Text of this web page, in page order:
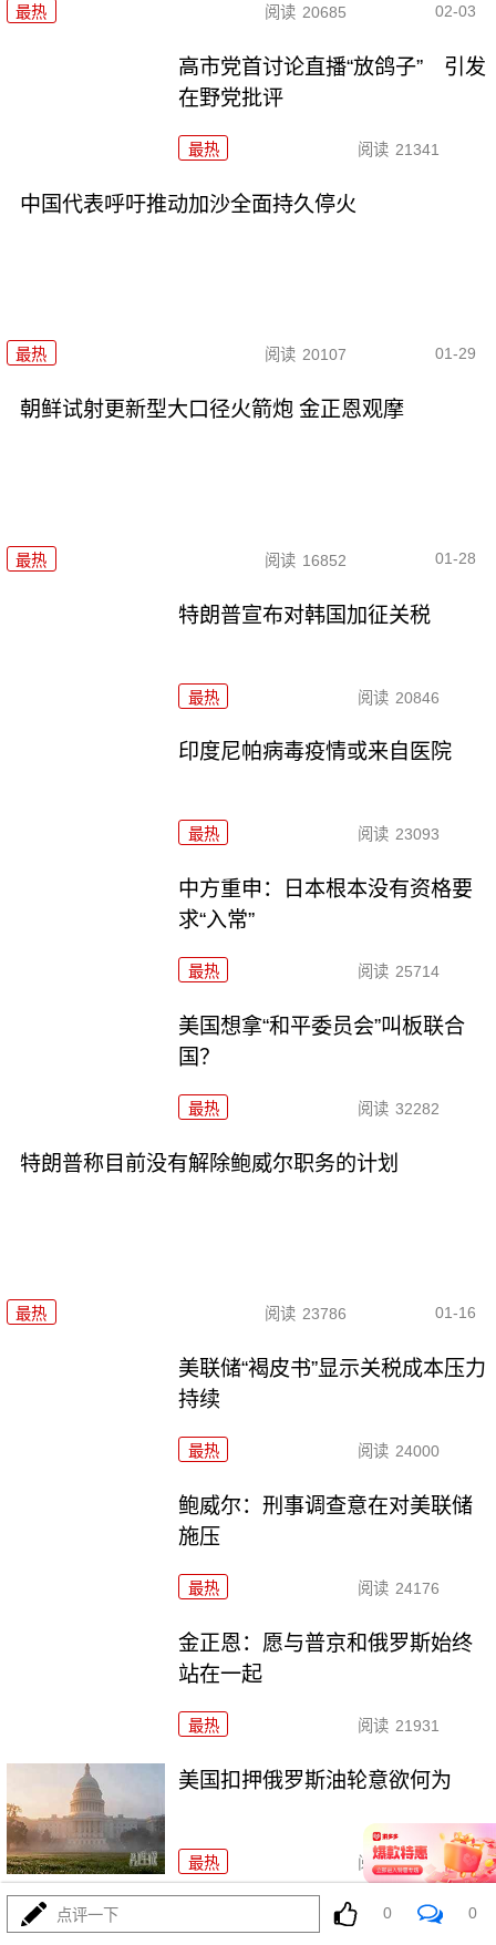
最热 阅读 20685 02-03
高市党首讨论直播“放鸽子” 引发
在野党批评
最热 阅读 21341
中国代表呼吁推动加沙全面持久停火
最热 阅读 20107 01-29
朝鲜试射更新型大口径火箭炮 金正恩观摩
最热 阅读 16852 01-28
特朗普宣布对韩国加征关税
最热 阅读 20846
印度尼帕病毒疫情或来自医院
最热 阅读 23093
中方重申：日本根本没有资格要
求“入常”
最热 阅读 25714
美国想拿“和平委员会”叫板联合
国？
最热 阅读 32282
特朗普称目前没有解除鲍威尔职务的计划
最热 阅读 23786 01-16
美联储“褐皮书”显示关税成本压力
持续
最热 阅读 24000
鲍威尔：刑事调查意在对美联储
施压
最热 阅读 24176
金正恩：愿与普京和俄罗斯始终
站在一起
最热 阅读 21931
美国扣押俄罗斯油轮意欲何为
最热 阅读 37529
特朗普：若输中期选举，我可能被弹劾
点评一下 0 0